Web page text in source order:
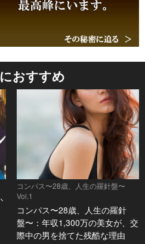
おすすめ
コンパス〜28歳、人生の羅針盤〜
Vol.1
コンパス〜28歳、人生の羅針
盤〜：年収1,300万の美女が、交
際中の男を捨てた残酷な理由